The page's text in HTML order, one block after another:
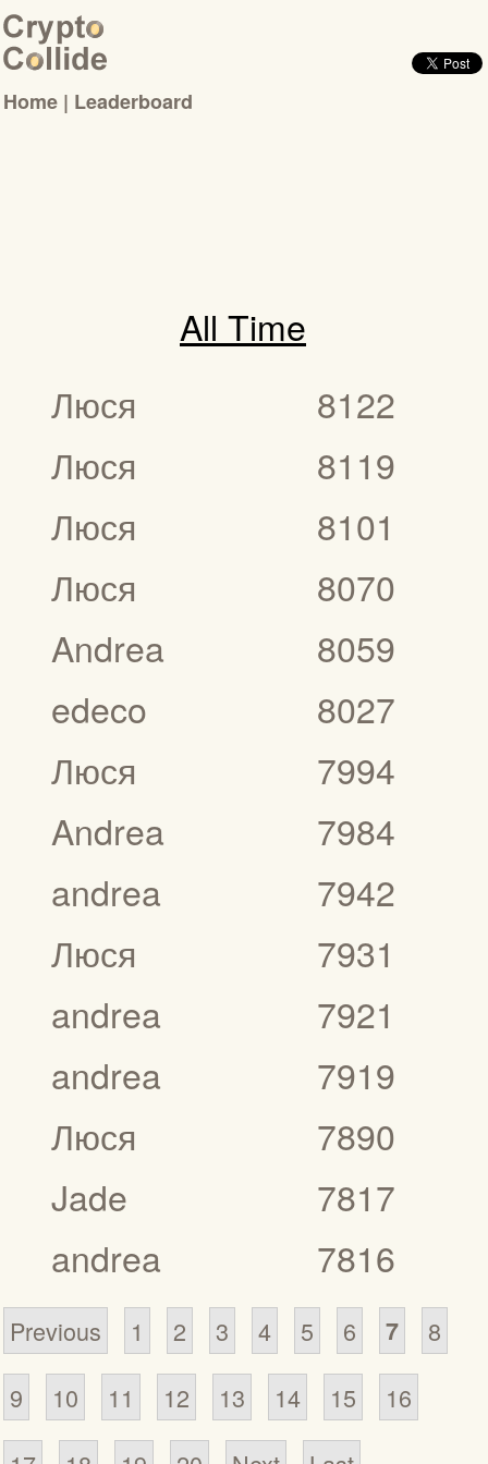
Home | Leaderboard
All Time
Люся
8122
Люся
8119
Люся
8101
Люся
8070
Andrea
8059
edeco
8027
Люся
7994
Andrea
7984
andrea
7942
Люся
7931
andrea
7921
andrea
7919
Люся
7890
Jade
7817
andrea
7816
Previous 1 2 3 4 5 6 7
8
9
10 11 12 13 14 15
16